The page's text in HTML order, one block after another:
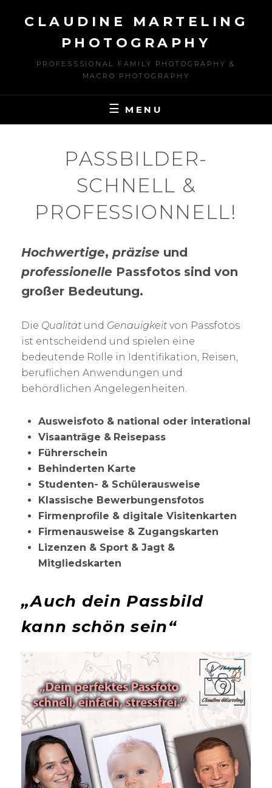
CLAUDINE MARTELING
PHOTOGRAPHY
PROFESSSIONAL FAMILY PHOTOGRAPHY &
MACRO PHOTOGRAPHY
MENU
PASSBILDER-
SCHNELL &
PROFESSIONNELL!
Hochwertige, präzise und
professionelle Passfotos sind von
großer Bedeutung.
Die Qualität und Genauigkeit von Passfotos
ist entscheidend und spielen eine
bedeutende Rolle in Identifikation, Reisen,
beruflichen Anwendungen und
behördlichen Angelegenheiten.
Ausweisfoto & national oder interational
Visaanträge & Reisepass
Führerschein
Behinderten Karte
Studenten- & Schülerausweise
Klassische Bewerbungensfotos
Firmenprofile & digitale Visitenkarten
Firmenausweise & Zugangskarten
Lizenzen & Sport & Jagt &
Mitgliedskarten
„Auch dein Passbild
kann schön sein“